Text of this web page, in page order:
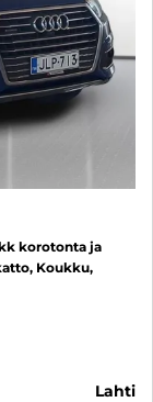
korotonta ja
Koukku,
lahti